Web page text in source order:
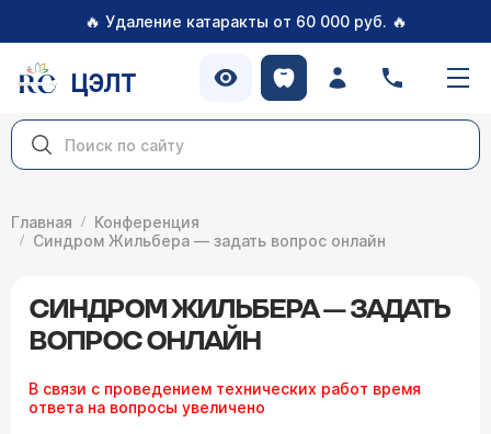
🔥 Удаление катаракты от 60 000 руб. 🔥
ЦЭЛТ
Главная
Конференция
Синдром Жильбера — задать вопрос онлайн
СИНДРОМ ЖИЛЬБЕРА — ЗАДАТЬ
ВОПРОС ОНЛАЙН
В связи с проведением технических работ время
ответа на вопросы увеличено